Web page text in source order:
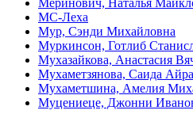
Меринович, Наталья
МС-Леха
Мур, Сэнди Михайловна
Муркинсон, Готлиб
Мухазайкова, Анастасия
Мухаметзянова, Саида
Мухаметшина, Амелия
Муцениеце, Джонни